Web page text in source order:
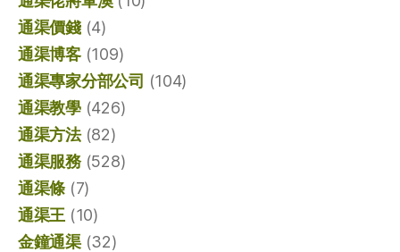
通渠價錢(4)
通渠博客(109)
通渠專家分部公司 (104)
通渠教學(426)
通渠方法(82)
通渠服務(528)
通渠條 (7)
通渠王 (10)
金鐘通渠(32)